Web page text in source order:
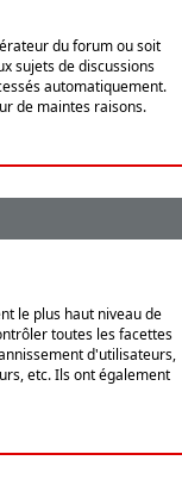
du forum ou soit
sujets de discussions
automatiquement.
de maintes raisons.
le plus haut niveau de
toutes les facettes
d'utilisateurs,
etc. Ils ont également